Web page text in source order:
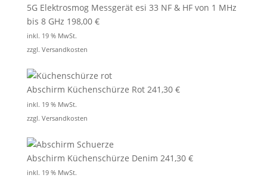
5G Elektrosmog Messgerät esi 33 NF & HF von 1 MHz
bis 8 GHz 198,00 €
inkl. 19 % MwSt.
zzgl. Versandkosten
Abschirm Küchenschürze Rot 241,30 €
inkl. 19 % MwSt.
zzgl. Versandkosten
Abschirm Küchenschürze Denim 241,30 €
inkl. 19 % MwSt.